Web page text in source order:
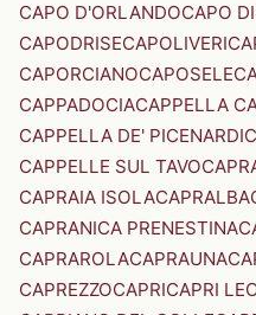
CAPO D'ORLANDOCAPO
CAPODRISECAPOLIVERI
CAPORCIANOCAPOSELE
CAPPADOCIACAPPELLA
CAPPELLA DE' PICENARDI
CAPPELLE SUL TAVO
CAPRAIA ISOLACAPRALBA
CAPRANICA PRENESTINA
CAPRAROLACAPRAUNA
CAPREZZOCAPRICAPRI